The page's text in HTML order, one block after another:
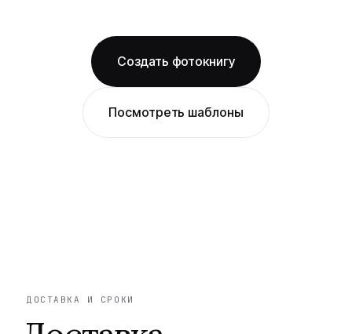
Создать фотокнигу
Посмотреть шаблоны
ДОСТАВКА И СРОКИ